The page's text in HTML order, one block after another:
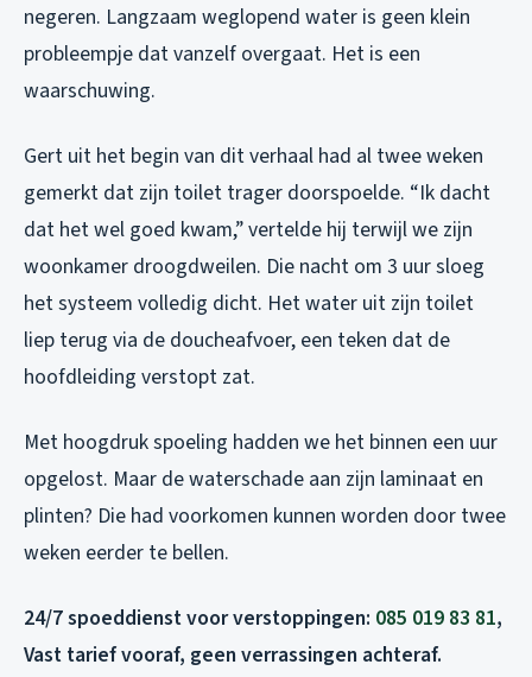
negeren. Langzaam weglopend water is geen klein
probleempje dat vanzelf overgaat. Het is een
waarschuwing.
Gert uit het begin van dit verhaal had al twee weken
gemerkt dat zijn toilet trager doorspoelde. “Ik dacht
dat het wel goed kwam,” vertelde hij terwijl we zijn
woonkamer droogdweilen. Die nacht om 3 uur sloeg
het systeem volledig dicht. Het water uit zijn toilet
liep terug via de doucheafvoer, een teken dat de
hoofdleiding verstopt zat.
Met hoogdruk spoeling hadden we het binnen een uur
opgelost. Maar de waterschade aan zijn laminaat en
plinten? Die had voorkomen kunnen worden door twee
weken eerder te bellen.
24/7 spoeddienst voor verstoppingen: 085 019 83 81,
Vast tarief vooraf, geen verrassingen achteraf.